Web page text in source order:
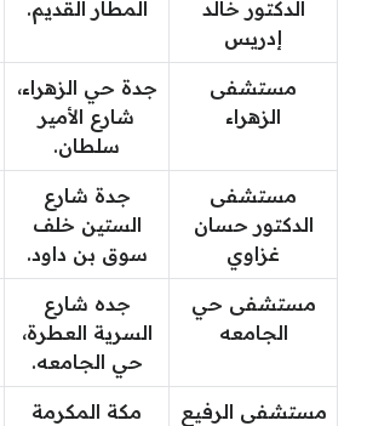
الدكتور خالد
إدريس
المطار القديم.
مستشفى
الزهراء
جدة حي الزهراء،
شارع الأمير
سلطان.
مستشفى
الدكتور حسان
غزاوي
جدة شارع
الستين خلف
سوق بن داود.
مستشفى حي
الجامعه
جده شارع
السرية العطرة،
حي الجامعه.
مستشفى الرفيع
مكة المكرمة